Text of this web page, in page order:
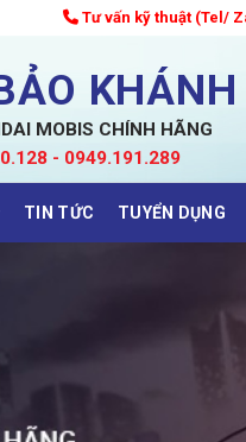
Tư vấn kỹ thuật (Tel/
KHÁNH
MOBIS CHÍNH HÃNG
- 0949.191.289
TIN TỨC TUYỂN DỤNG